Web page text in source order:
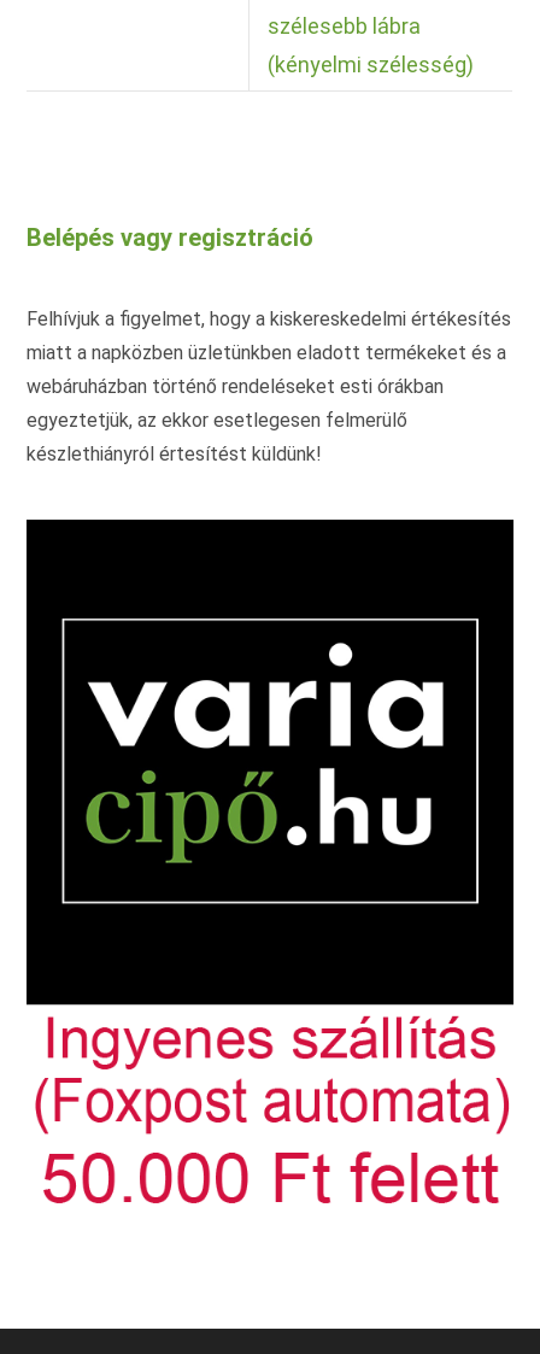
szélesebb lábra
(kényelmi szélesség)
Belépés vagy regisztráció
Felhívjuk a figyelmet, hogy a kiskereskedelmi értékesítés
miatt a napközben üzletünkben eladott termékeket és a
webáruházban történő rendeléseket esti órákban
egyeztetjük, az ekkor esetlegesen felmerülő
készlethiányról értesítést küldünk!